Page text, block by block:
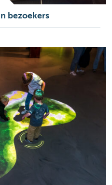
bezoekers